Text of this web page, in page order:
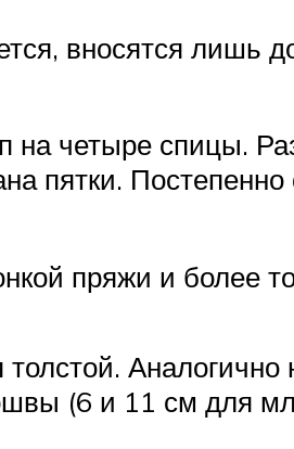
вносятся лишь
на четыре спицы.
пятки.
пряжи и более
(6 и 11 см для